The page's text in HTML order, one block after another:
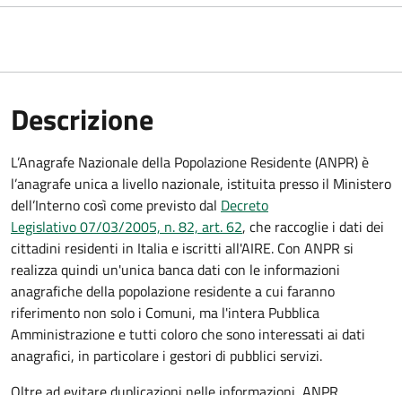
Descrizione
L’Anagrafe Nazionale della Popolazione Residente (ANPR) è
l’anagrafe unica a livello nazionale, istituita presso il Ministero
dell’Interno così come previsto dal Decreto
Legislativo 07/03/2005, n. 82, art. 62, che raccoglie i dati dei
cittadini residenti in Italia e iscritti all'AIRE. Con ANPR si
realizza quindi un'unica banca dati con le informazioni
anagrafiche della popolazione residente a cui faranno
riferimento non solo i Comuni, ma l'intera Pubblica
Amministrazione e tutti coloro che sono interessati ai dati
anagrafici, in particolare i gestori di pubblici servizi.